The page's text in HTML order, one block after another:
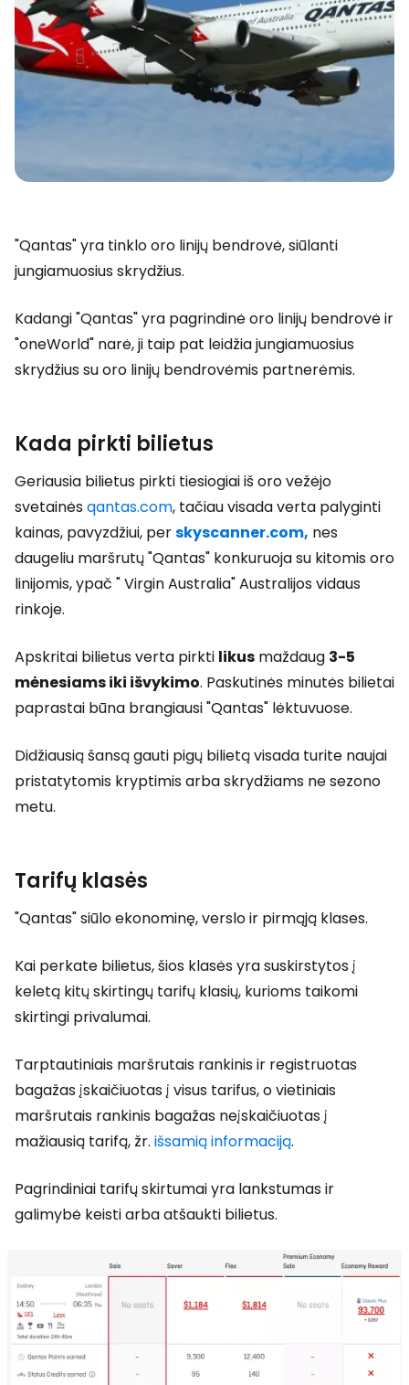
"Qantas" yra tinklo oro linijų bendrovė, siūlanti
jungiamuosius skrydžius.
Kadangi "Qantas" yra pagrindinė oro linijų bendrovė ir
"oneWorld" narė, ji taip pat leidžia jungiamuosius
skrydžius su oro linijų bendrovėmis partnerėmis.
Kada pirkti bilietus
Geriausia bilietus pirkti tiesiogiai iš oro vežėjo
svetainėsqantas.com, tačiau visada verta palyginti
kainas, pavyzdžiui, perskyscanner.com, nes
daugeliu maršrutų "Qantas" konkuruoja su kitomis oro
linijomis, ypač " Virgin Australia" Australijos vidaus
rinkoje.
Apskritai bilietus verta pirkti likus maždaug 3-5
mėnesiams iki išvykimo. Paskutinės minutės bilietai
paprastai būna brangiausi "Qantas" lėktuvuose.
Didžiausią šansą gauti pigų bilietą visada turite naujai
pristatytomis kryptimis arba skrydžiams ne sezono
metu.
Tarifų klasės
"Qantas" siūlo ekonominę, verslo ir pirmąją klases.
Kai perkate bilietus, šios klasės yra suskirstytos į
keletą kitų skirtingų tarifų klasių, kurioms taikomi
skirtingi privalumai.
Tarptautiniais maršrutais rankinis ir registruotas
bagažas įskaičiuotas į visus tarifus, o vietiniais
maršrutais rankinis bagažas neįskaičiuotas į
mažiausią tarifą, žr. išsamią informaciją.
Pagrindiniai tarifų skirtumai yra lankstumas ir
galimybė keisti arba atšaukti bilietus.